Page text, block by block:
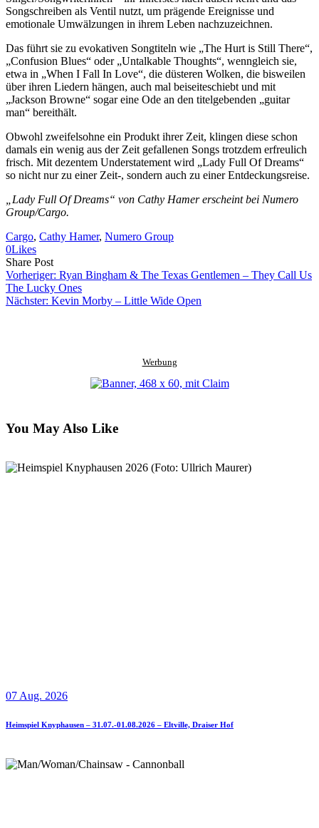
Songschreiben als Ventil nutzt, um prägende Ereignisse und
emotionale Umwälzungen in ihrem Leben nachzuzeichnen.
Das führt sie zu evokativen Songtiteln wie „The Hurt is Still There“,
„Confusion Blues“ oder „Untalkable Thoughts“, wenngleich sie,
etwa in „When I Fall In Love“, die düsteren Wolken, die bisweilen
über ihren Liedern hängen, auch mal beiseiteschiebt und mit
„Jackson Browne“ sogar eine Ode an den titelgebenden „guitar
man“ bereithält.
Obwohl zweifelsohne ein Produkt ihrer Zeit, klingen diese schon
damals ein wenig aus der Zeit gefallenen Songs trotzdem erfreulich
frisch. Mit dezentem Understatement wird „Lady Full Of Dreams“
so nicht nur zu einer Zeit-, sondern auch zu einer Entdeckungsreise.
„Lady Full Of Dreams“ von Cathy Hamer erscheint bei Numero
Group/Cargo.
Cargo, Cathy Hamer, Numero Group
0Likes
Share PostShare
on
Facebook
Copy
URL
to
clipboard
Send
Link
via
eMail
Vorheriger: Ryan Bingham & The Texas Gentlemen – They Call Us
The Lucky Ones
Nächster: Kevin Morby – Little Wide Open
Werbung
You May Also Like
07 Aug. 2026
Heimspiel Knyphausen – 31.07.-01.08.2026 – Eltville, Draiser Hof